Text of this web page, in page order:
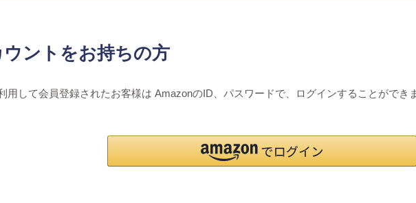
ントをお持ちの方
用して会員登録されたお客様は AmazonのID、パスワードで、ログインすることができ